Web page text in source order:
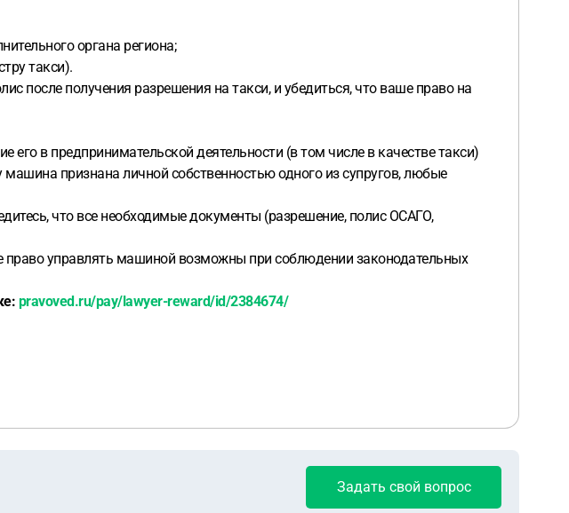
органа региона;
такси).
после получения разрешения на такси, и убедиться, что ваше право на
в предпринимательской деятельности (в том числе в качестве такси)
признана личной собственностью одного из супругов, любые
что все необходимые документы (разрешение, полис ОСАГО,
управлять машиной возможны при соблюдении законодательных
pravoved.ru/pay/lawyer-reward/id/2384674/
Задать свой вопрос